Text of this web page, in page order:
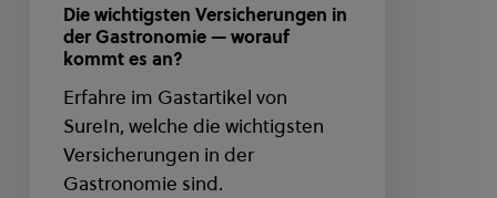
Die wichtigsten Versicherungen in
der Gastronomie — worauf
kommt es an?
Erfahre im Gastartikel von
SureIn, welche die wichtigsten
Versicherungen in der
Gastronomie sind.